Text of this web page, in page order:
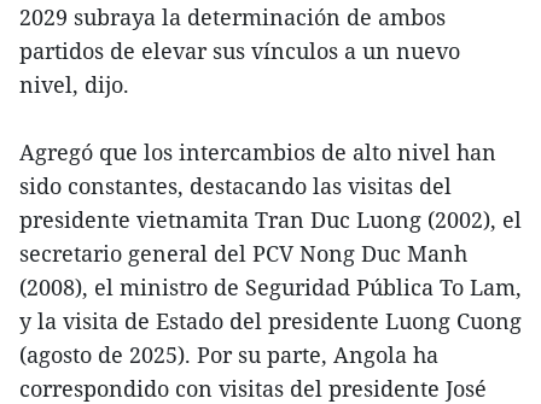
2029 subraya la determinación de ambos
partidos de elevar sus vínculos a un nuevo
nivel, dijo.
Agregó que los intercambios de alto nivel han
sido constantes, destacando las visitas del
presidente vietnamita Tran Duc Luong (2002), el
secretario general del PCV Nong Duc Manh
(2008), el ministro de Seguridad Pública To Lam,
y la visita de Estado del presidente Luong Cuong
(agosto de 2025). Por su parte, Angola ha
correspondido con visitas del presidente José